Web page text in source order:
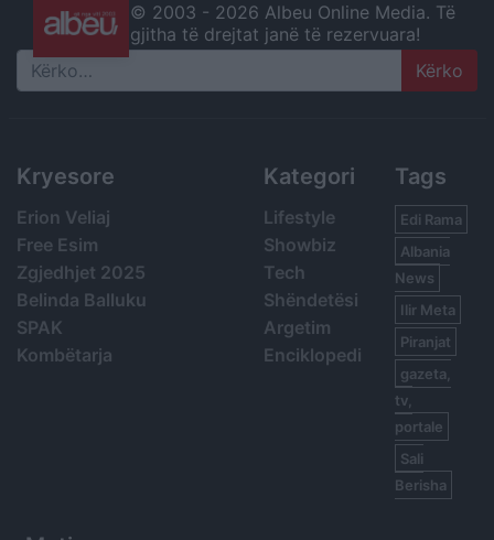
© 2003 - 2026 Albeu Online Media. Të
gjitha të drejtat janë të rezervuara!
Search
Kryesore
Erion Veliaj
Free Esim
Zgjedhjet 2025
Belinda Balluku
SPAK
Kombëtarja
Kategori
Lifestyle
Showbiz
Tech
Shëndetësi
Argetim
Enciklopedi
Tags
Edi Rama
Albania
News
Ilir Meta
Piranjat
gazeta,
tv,
portale
Sali
Berisha